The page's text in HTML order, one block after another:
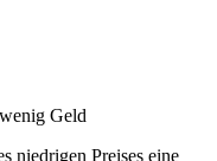
Geld
niedrigen Preises eine